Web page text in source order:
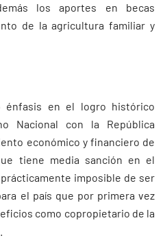
los aportes en becas
de la agricultura familiar y
en el logro histórico
Nacional con la República
económico y financiero de
tiene media sanción en el
imposible de ser
el país que por primera vez
como copropietario de la